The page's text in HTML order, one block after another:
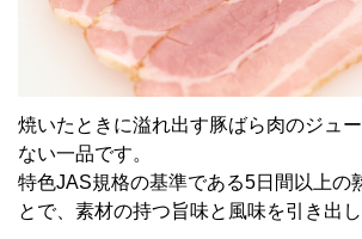
焼いたときに溢れ出す豚ばら肉のジュ
ない一品です。
特色JAS規格の基準である5日間以上の
とで、素材の持つ旨味と風味を引き出し